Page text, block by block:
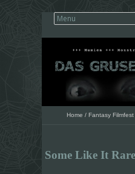
Home / Fantasy
Some Like It